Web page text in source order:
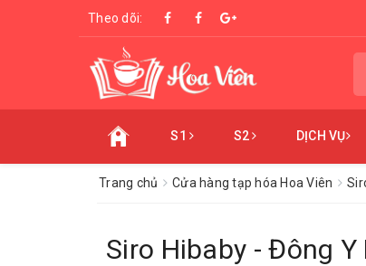
Theo dõi:
S1 S2 DỊCH VỤ
Trang chủ Cửa hàng tạp hóa Hoa Viên
Siro Hibaby - Đông Y